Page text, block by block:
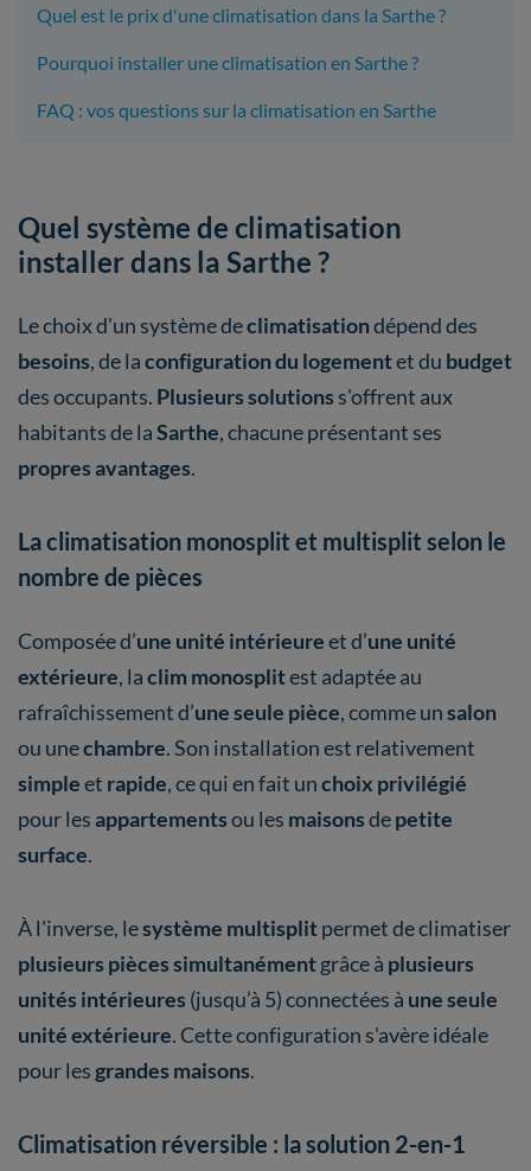
Quel est le prix d'une climatisation dans la Sarthe ?
Pourquoi installer une climatisation en Sarthe ?
FAQ : vos questions sur la climatisation en Sarthe
Quel système de climatisation
installer dans la Sarthe ?
Le choix d'un système declimatisationdépend des
besoins, de laconfiguration du logementet du budget
des occupants. Plusieurs solutions s'offrent aux
habitants de laSarthe, chacune présentant ses
propres avantages.
La climatisation monosplit et multisplit selon le
nombre de pièces
Composée d’une unité intérieureet d’une unité
extérieure, laclim monosplitest adaptée au
rafraîchissement d’une seule pièce, comme unsalon
ou unechambre. Son installation est relativement
simpleet rapide, ce qui en fait unchoix privilégié
pour lesappartementsou les maisonsdepetite
surface.
À l'inverse, lesystème multisplitpermet de climatiser
plusieurs pièces simultanémentgrâce à plusieurs
unités intérieures (jusqu’à 5) connectées à une seule
unité extérieure. Cette configuration s'avère idéale
pour lesgrandes maisons.
Climatisation réversible : la solution 2-en-1